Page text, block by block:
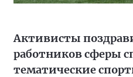
Активисты
работников сферы
тематические